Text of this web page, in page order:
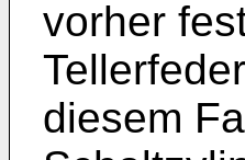
vorher
diesem